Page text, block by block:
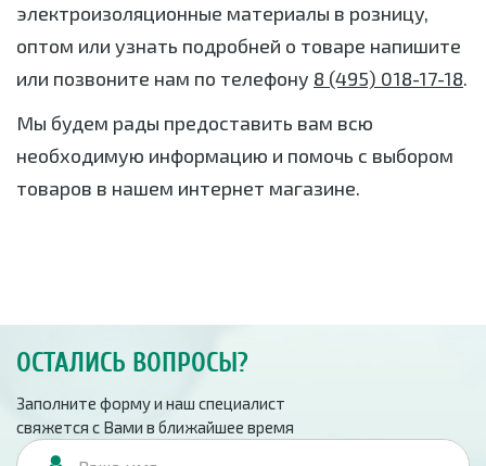
электроизоляционные материалы в розницу,
оптом или узнать подробней о товаре напишите
или позвоните нам по телефону 8 (495) 018-17-18.
Мы будем рады предоставить вам всю
необходимую информацию и помочь с выбором
товаров в нашем интернет магазине.
ОСТАЛИСЬ ВОПРОСЫ?
Заполните форму и наш специалист
свяжется с Вами в ближайшее время